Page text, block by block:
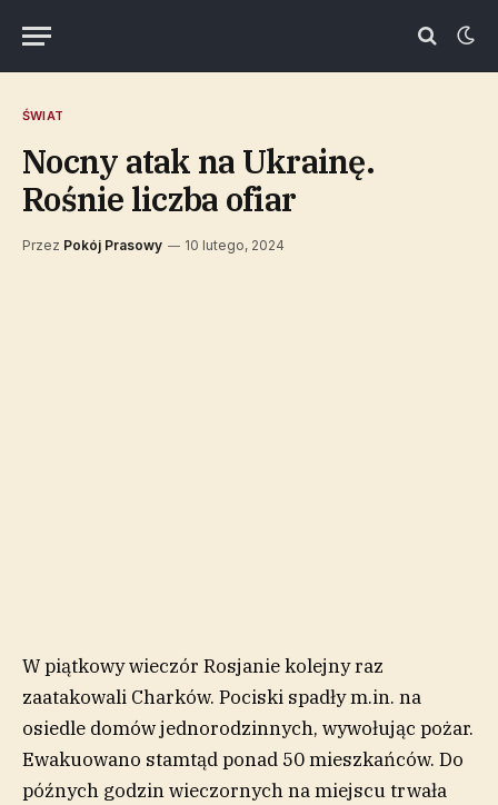
ŚWIAT
Nocny atak na Ukrainę.
Rośnie liczba ofiar
Przez Pokój Prasowy 10 lutego, 2024
W piątkowy wieczór Rosjanie kolejny raz
zaatakowali Charków. Pociski spadły m.in. na
osiedle domów jednorodzinnych, wywołując pożar.
Ewakuowano stamtąd ponad 50 mieszkańców. Do
późnych godzin wieczornych na miejscu trwała